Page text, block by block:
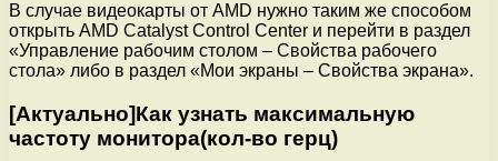
В случае видеокарты от AMD нужно таким же способом
открыть AMD Catalyst Control Center и перейти в раздел
«Управление рабочим столом – Свойства рабочего
стола» либо в раздел «Мои экраны – Свойства экрана».
[Актуально]Как узнать максимальную
частоту монитора(кол-во герц)